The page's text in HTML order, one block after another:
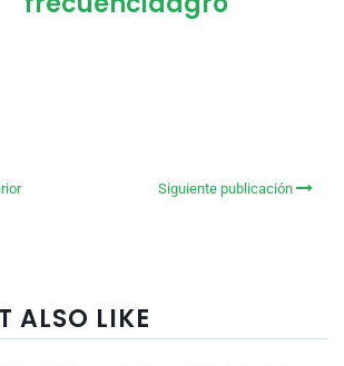
Siguiente publicación
ALSO LIKE